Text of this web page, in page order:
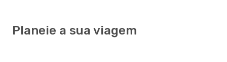
Planeie a sua viagem